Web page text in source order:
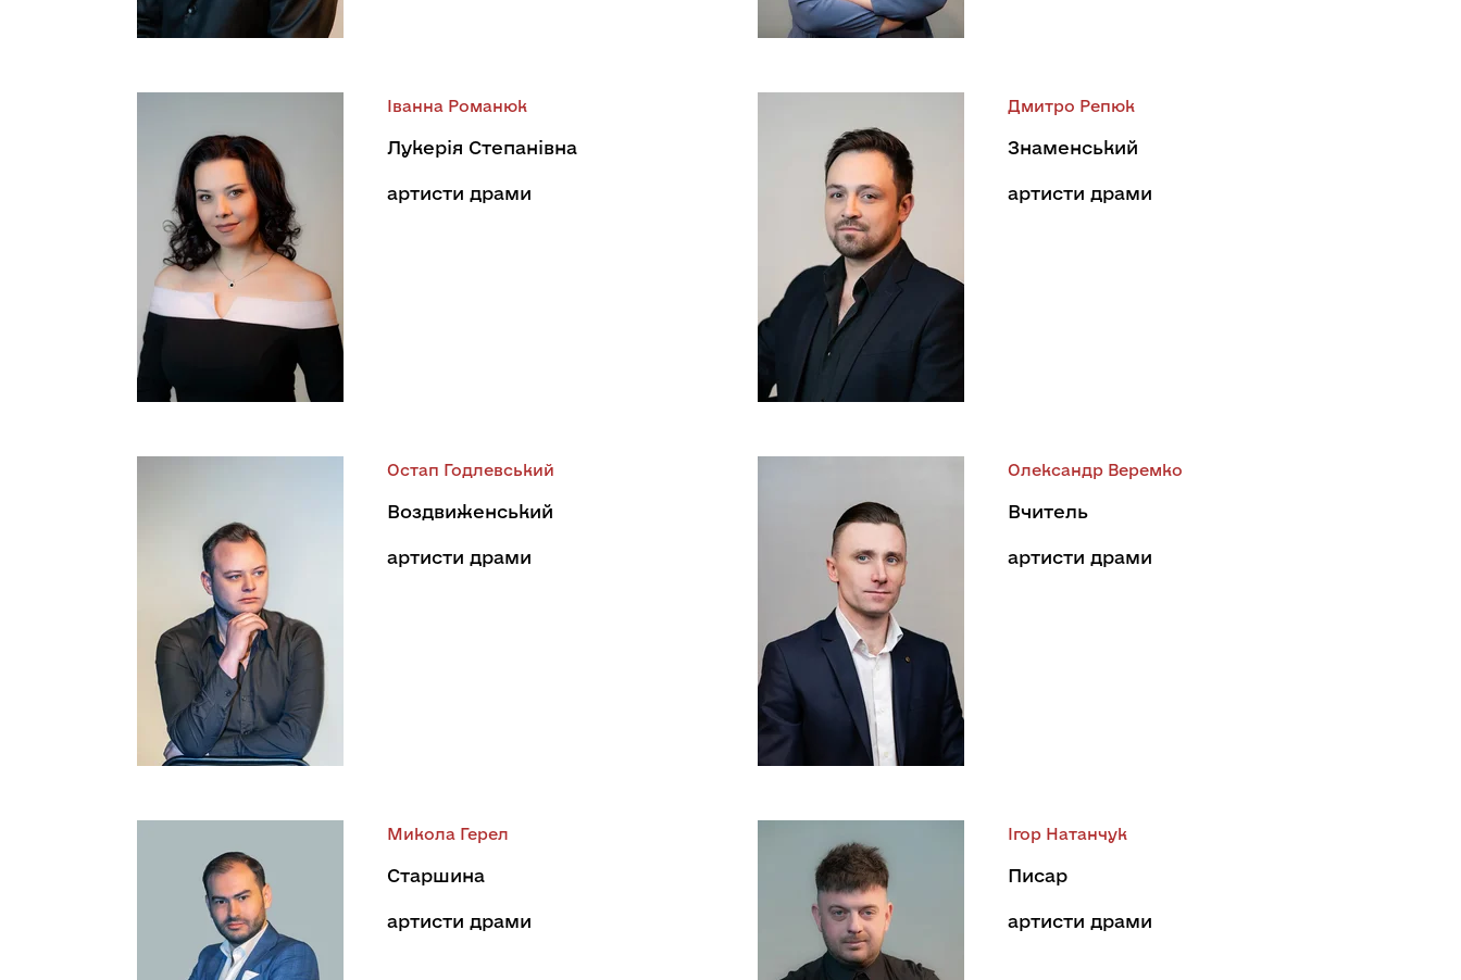
Іванна Романюк
Лукерія Степанівна
артисти драми
Дмитро Репюк
Знаменський
артисти драми
Остап Годлевський
Воздвиженський
артисти драми
Олександр Веремко
Вчитель
артисти драми
Микола Герел
Старшина
артисти драми
Ігор Натанчук
Писар
артисти драми